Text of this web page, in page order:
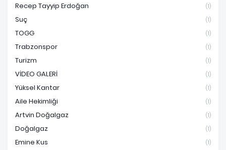
Recep Tayyip Erdoğan (1)
Suç (1)
TOGG (1)
Trabzonspor (1)
Turizm (1)
VİDEO GALERİ (1)
Yüksel Kantar (1)
Aile Hekimliği (1)
Artvin Doğalgaz (1)
Doğalgaz (1)
Emine Kus (1)